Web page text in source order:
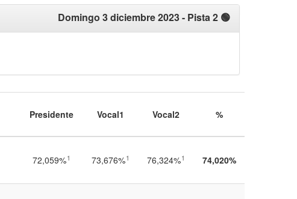
Domingo 3 diciembre 2023- Pista 2 🟢
Presidente Vocal1 Vocal2 %
72,059%1 73,676%1 76,324%1 74,020%